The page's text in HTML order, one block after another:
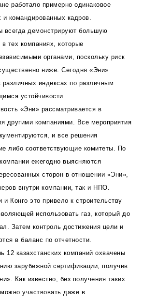
работало примерно одинаковое
командированных кадров.
всегда демонстрируют большую
в тех компаниях, которые
органами, поскольку риск
ниже. Сегодня «Эни»
индексах по различным
устойчивости.
«Эни» рассматривается в
другими компаниями. Все мероприятия
и все решения
либо соответствующие комитеты. По
ежегодно выясняются
сторон в отношении «Эни»,
внутри компании, так и НПО.
и Конго это привело к строительству
использовать газ, который до
Затем контроль достижения цели и
в баланс по отчетности.
12 казахстанских компаний охвачены
зарубежной сертификации, получив
Как известно, без получения таких
участвовать даже в